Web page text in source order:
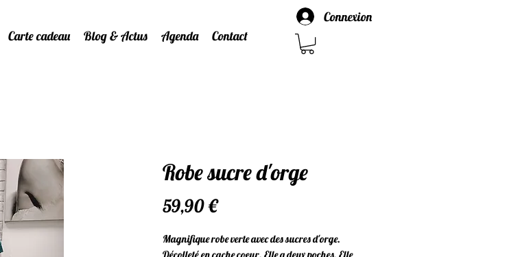
Connexion
Carte cadeau Blog & Actus Agenda Contact
Robe sucre d'orge
59,90 €Prix
Magnifique robe verte avec des sucres d'orge.